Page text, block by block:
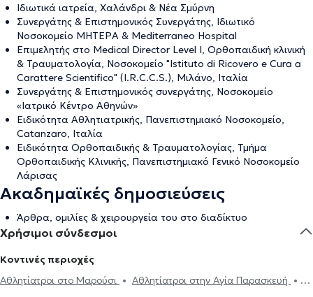
Ιδιωτικά ιατρεία, Χαλάνδρι & Νέα Σμύρνη
Συνεργάτης & Επιστημονικός Συνεργάτης, Ιδιωτικό
Νοσοκομείο ΜΗΤΕΡΑ & Mediterraneo Hospital
Επιμελητής στο Medical Director Level I, Ορθοπαιδική κλινική
& Τραυματολογία, Νοσοκομείο "Istituto di Ricovero e Cura a
Carattere Scientifico" (I.R.C.C.S.), Μιλάνο, Ιταλία
Συνεργάτης & Επιστημονικός συνεργάτης, Νοσοκομείο
«Ιατρικό Κέντρο Αθηνών»
Ειδικότητα Αθλητιατρικής, Πανεπιστημιακό Νοσοκομείο,
Catanzaro, Ιταλία
Ειδικότητα Ορθοπαιδικής & Τραυματολογίας, Τμήμα
Ορθοπαιδικής Κλινικής, Πανεπιστημιακό Γενικό Νοσοκομείο
Λάρισας
Ακαδημαϊκές δημοσιεύσεις
Άρθρα, ομιλίες & χειρουργεία του στο διαδίκτυο
Χρήσιμοι σύνδεσμοι
Κοντινές περιοχές
Αθλητίατροι στο Μαρούσι
Αθλητίατροι στην Αγία Παρασκευή